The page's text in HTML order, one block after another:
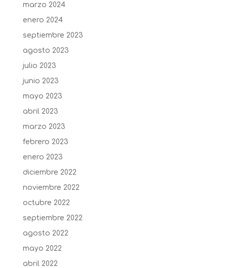
marzo 2024
enero 2024
septiembre 2023
agosto 2023
julio 2023
junio 2023
mayo 2023
abril 2023
marzo 2023
febrero 2023
enero 2023
diciembre 2022
noviembre 2022
octubre 2022
septiembre 2022
agosto 2022
mayo 2022
abril 2022